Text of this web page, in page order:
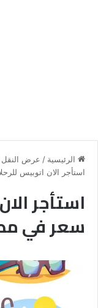
الرئيسية / عرض النقل
استأجر الان اتوبيس
استأجر
سعر في